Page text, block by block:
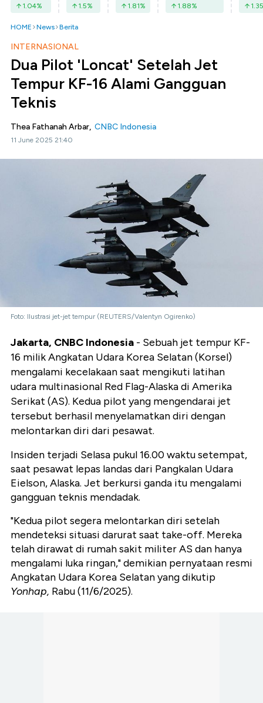
1.04% 1.5% 1.81% 1.88% 1.35
HOME News Berita
INTERNASIONAL
Dua Pilot 'Loncat' Setelah Jet
Tempur KF-16 Alami Gangguan
Teknis
Thea Fathanah Arbar, CNBC Indonesia
11 June 2025 21:40
Foto: Ilustrasi jet-jet tempur (REUTERS/Valentyn Ogirenko)
Jakarta, CNBC Indonesia - Sebuah jet tempur KF-
16 milik Angkatan Udara Korea Selatan (Korsel)
mengalami kecelakaan saat mengikuti latihan
udara multinasional Red Flag-Alaska di Amerika
Serikat (AS). Kedua pilot yang mengendarai jet
tersebut berhasil menyelamatkan diri dengan
melontarkan diri dari pesawat.
Insiden terjadi Selasa pukul 16.00 waktu setempat,
saat pesawat lepas landas dari Pangkalan Udara
Eielson, Alaska. Jet berkursi ganda itu mengalami
gangguan teknis mendadak.
"Kedua pilot segera melontarkan diri setelah
mendeteksi situasi darurat saat take-off. Mereka
telah dirawat di rumah sakit militer AS dan hanya
mengalami luka ringan," demikian pernyataan resmi
Angkatan Udara Korea Selatan yang dikutip
Yonhap, Rabu (11/6/2025).